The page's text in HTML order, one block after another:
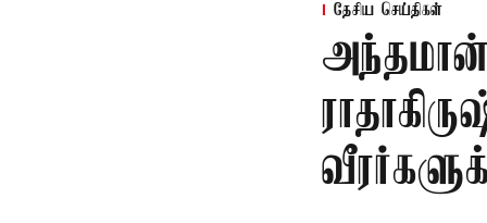
தேசிய செய்திகள்
அந்தமான்